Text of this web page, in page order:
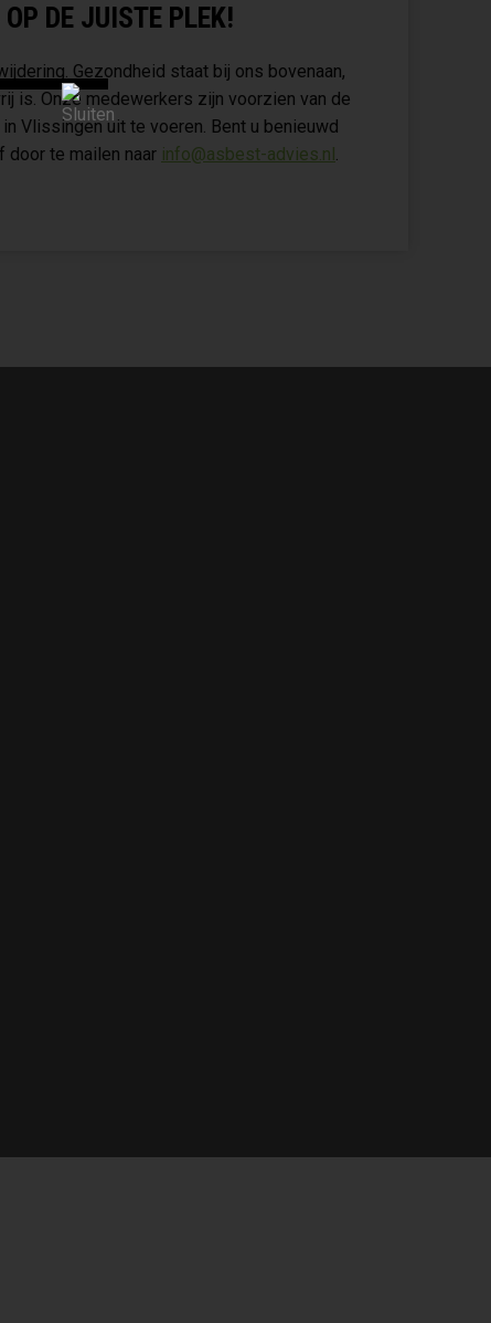
DE JUISTE PLEK!
Gezondheid staat bij ons bovenaan,
is. Onze medewerkers zijn voorzien van de
Vlissingen uit te voeren. Bent u benieuwd
door te mailen naar info@asbest-advies.nl.